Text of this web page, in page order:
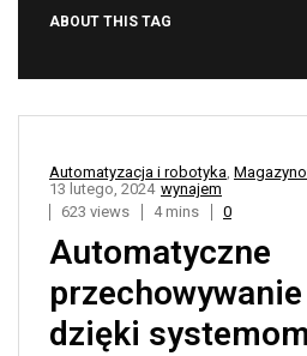
ABOUT THIS TAG
Automatyzacja i robotyka,
wynajem
13 lutego, 2024
623 views
4 mins 0
Automatyczne
dzięki